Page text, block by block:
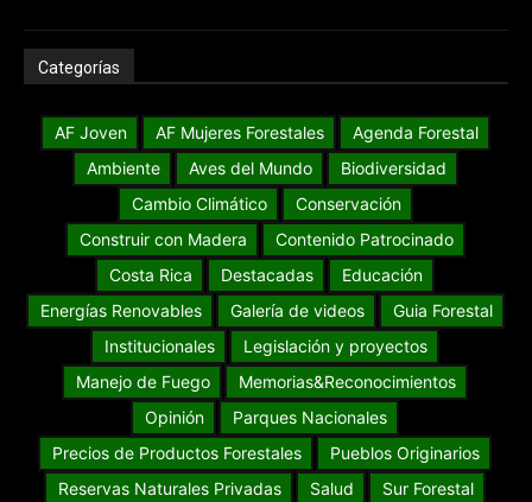
Categorías
AF Joven AF Mujeres Forestales
Agenda Forestal
Ambiente
Aves del Mundo
Biodiversidad
Cambio Climático
Conservación
Construir con Madera
Contenido Patrocinado
Costa Rica
Destacadas
Educación
Energías Renovables
Galería de videos
Guia Forestal
Institucionales
Legislación y proyectos
Manejo de Fuego
Memorias&Reconocimientos
Opinión
Parques Nacionales
Precios de Productos Forestales
Pueblos Originarios
Reservas Naturales Privadas
Salud
Sur Forestal